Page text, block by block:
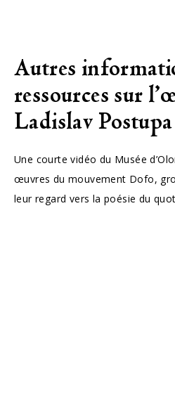
Autres
ressources sur
Ladislav Postupa
Une courte vidéo du Musée
œuvres du mouvement Dofo,
leur regard vers la poésie du